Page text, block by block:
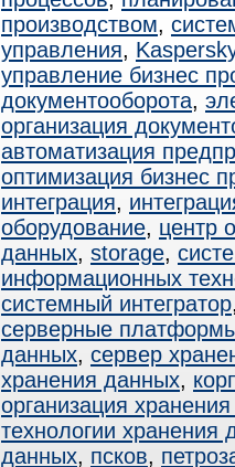
производством,
управления,
управление бизнес
документооборота,
организация
автоматизация
оптимизация бизнес
интеграция,
оборудование, центр
данных, storage,
информационных
системный интегратор
серверные
данных, сервер
хранения данных,
организация
технологии хранения
данных, псков,